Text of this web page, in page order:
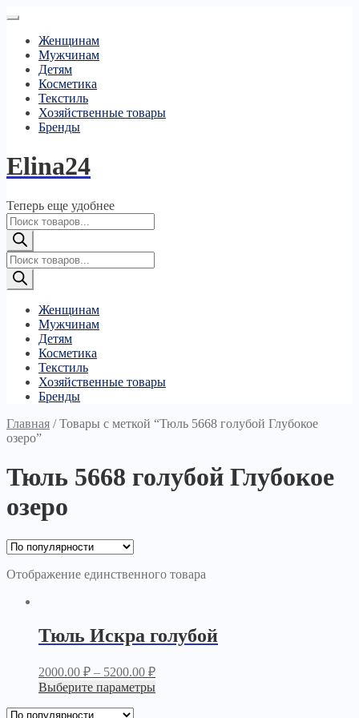
Женщинам
Мужчинам
Детям
Косметика
Текстиль
Хозяйственные товары
Бренды
Elina24
Теперь еще удобнее
Поиск
товаров
Поиск
товаров
Женщинам
Мужчинам
Детям
Косметика
Текстиль
Хозяйственные товары
Бренды
Главная /Товары с меткой “Тюль 5668 голубой Глубокое
озеро”
Тюль 5668 голубой Глубокое
озеро
Отображение единственного товара
Тюль Искра голубой
2000.00 ₽ – 5200.00 ₽
Выберите параметры